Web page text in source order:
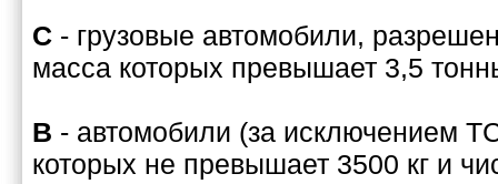
C - грузовые автомобили,
масса которых превышает 3,5
B - автомобили (за исключением
которых не превышает 3500 кг и